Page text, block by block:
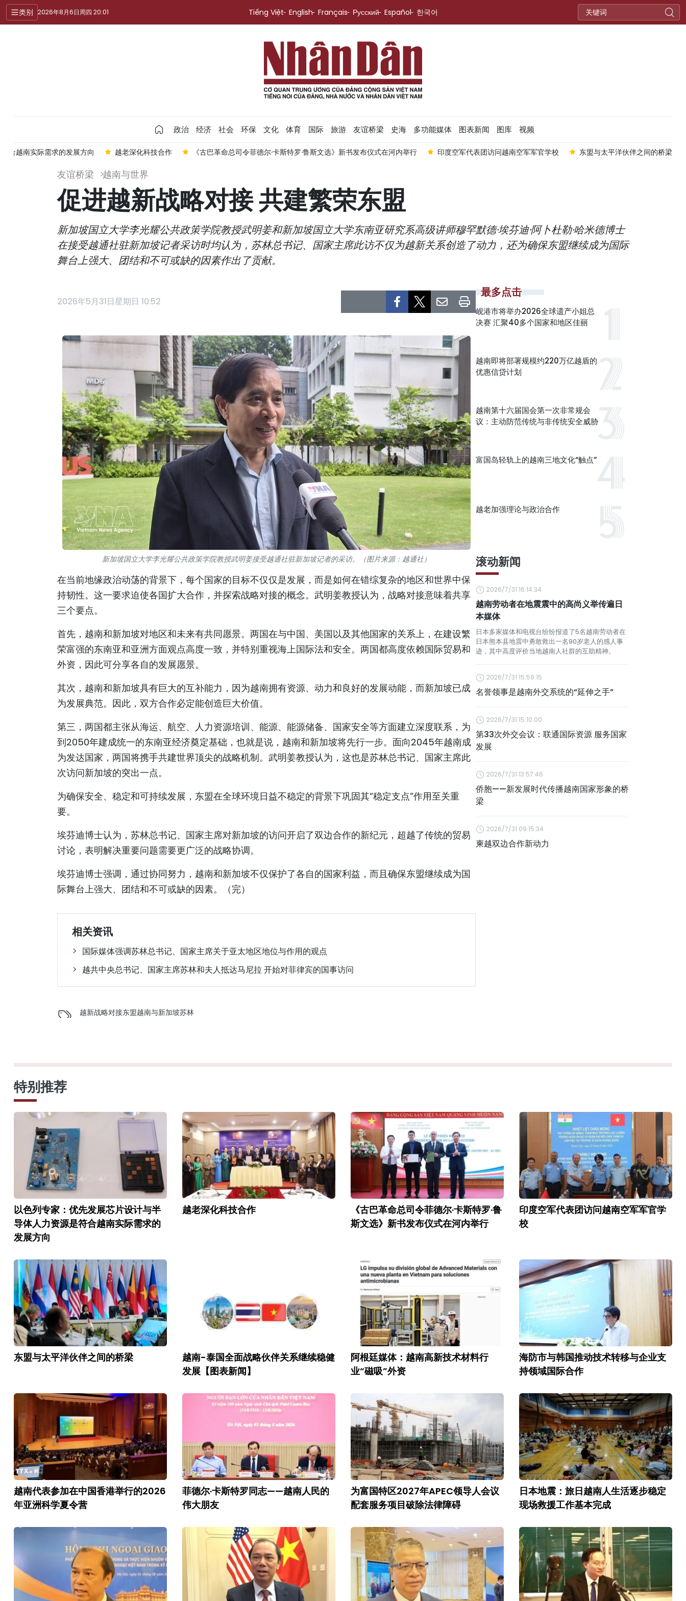
类别 2026年8月6日周四 20:01 Tiếng Việt English Français Русский Español 한국어
政治 经济 社会 环保 文化 体育 国际 旅游 友谊桥梁 史海 多功能媒体 图表新闻 图库 视频
合越南实际需求的发展方向 越老深化科技合作 《古巴革命总司令菲德尔·卡斯特罗·鲁斯文选》新书发布仪式在河内举行 印度空军代表团访问越南空军军官学校 东盟与太平洋伙伴之间的桥梁
友谊桥梁 越南与世界
促进越新战略对接 共建繁荣东盟
新加坡国立大学李光耀公共政策学院教授武明姜和新加坡国立大学东南亚研究系高级讲师穆罕默德·埃芬迪·阿卜杜勒·哈米德博士
在接受越通社驻新加坡记者采访时均认为，苏林总书记、国家主席此访不仅为越新关系创造了动力，还为确保东盟继续成为国际
舞台上强大、团结和不可或缺的因素作出了贡献。
2026年5月31日星期日 10:52
新加坡国立大学李光耀公共政策学院教授武明姜接受越通社驻新加坡记者的采访。（图片来源：越通社）
在当前地缘政治动荡的背景下，每个国家的目标不仅仅是发展，而是如何在错综复杂的地区和世界中保
持韧性。这一要求迫使各国扩大合作，并探索战略对接的概念。武明姜教授认为，战略对接意味着共享
三个要点。
首先，越南和新加坡对地区和未来有共同愿景。两国在与中国、美国以及其他国家的关系上，在建设繁
荣富强的东南亚和亚洲方面观点高度一致，并特别重视海上国际法和安全。两国都高度依赖国际贸易和
外资，因此可分享各自的发展愿景。
其次，越南和新加坡具有巨大的互补能力，因为越南拥有资源、动力和良好的发展动能，而新加坡已成
为发展典范。因此，双方合作必定能创造巨大价值。
第三，两国都主张从海运、航空、人力资源培训、能源、能源储备、国家安全等方面建立深度联系，为
到2050年建成统一的东南亚经济奠定基础，也就是说，越南和新加坡将先行一步。面向2045年越南成
为发达国家，两国将携手共建世界顶尖的战略机制。武明姜教授认为，这也是苏林总书记、国家主席此
次访问新加坡的突出一点。
为确保安全、稳定和可持续发展，东盟在全球环境日益不稳定的背景下巩固其“稳定支点”作用至关重
要。
埃芬迪博士认为，苏林总书记、国家主席对新加坡的访问开启了双边合作的新纪元，超越了传统的贸易
讨论，表明解决重要问题需要更广泛的战略协调。
埃芬迪博士强调，通过协同努力，越南和新加坡不仅保护了各自的国家利益，而且确保东盟继续成为国
际舞台上强大、团结和不可或缺的因素。（完）
相关资讯
国际媒体强调苏林总书记、国家主席关于亚太地区地位与作用的观点
越共中央总书记、国家主席苏林和夫人抵达马尼拉 开始对菲律宾的国事访问
越新战略对接东盟越南与新加坡苏林
最多点击
岘港市将举办2026全球遗产小姐总
决赛 汇聚40多个国家和地区佳丽
越南即将部署规模约220万亿越盾的
优惠信贷计划
越南第十六届国会第一次非常规会
议：主动防范传统与非传统安全威胁
富国岛轻轨上的越南三地文化“触点”
越老加强理论与政治合作
滚动新闻
2026/7/31 16:14:34
越南劳动者在地震震中的高尚义举传遍日
本媒体
日本多家媒体和电视台纷纷报道了5名越南劳动者在
日本熊本县地震中勇敢救出一名90岁老人的感人事
迹，其中高度评价当地越南人社群的互助精神。
2026/7/31 15:59:15
名誉领事是越南外交系统的“延伸之手”
2026/7/31 15:10:00
第33次外交会议：联通国际资源 服务国家
发展
2026/7/31 13:57:46
侨胞——新发展时代传播越南国家形象的桥
梁
2026/7/31 09:15:34
柬越双边合作新动力
特别推荐
以色列专家：优先发展芯片设计与半
导体人力资源是符合越南实际需求的
发展方向
越老深化科技合作
《古巴革命总司令菲德尔·卡斯特罗·鲁
斯文选》新书发布仪式在河内举行
印度空军代表团访问越南空军军官学
校
东盟与太平洋伙伴之间的桥梁
越南-泰国全面战略伙伴关系继续稳健
发展【图表新闻】
阿根廷媒体：越南高新技术材料行
业“磁吸”外资
海防市与韩国推动技术转移与企业支
持领域国际合作
越南代表参加在中国香港举行的2026
年亚洲科学夏令营
菲德尔·卡斯特罗同志——越南人民的
伟大朋友
为富国特区2027年APEC领导人会议
配套服务项目破除法律障碍
日本地震：旅日越南人生活逐步稳定
现场救援工作基本完成